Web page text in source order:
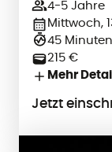
4-5 Jahre
Mittwoch,
45 Minuten
215 €
Mehr
Jetzt